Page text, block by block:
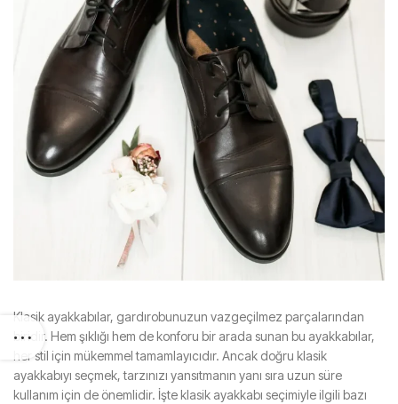
Klasik ayakkabılar, gardırobunuzun vazgeçilmez parçalarından
biridir. Hem şıklığı hem de konforu bir arada sunan bu ayakkabılar,
her stil için mükemmel tamamlayıcıdır. Ancak doğru klasik
ayakkabıyı seçmek, tarzınızı yansıtmanın yanı sıra uzun süre
kullanım için de önemlidir. İşte klasik ayakkabı seçimiyle ilgili bazı